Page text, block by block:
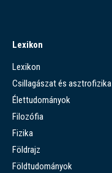
Lexikon
Lexikon
Csillagászat és asztrofizika
Élettudományok
Filozófia
Fizika
Földrajz
Földtudományok